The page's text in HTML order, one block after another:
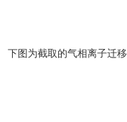
下图为截取的气相离子迁